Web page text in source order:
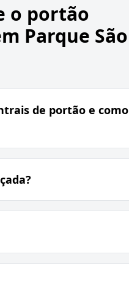
o portão
Parque São
de portão e como